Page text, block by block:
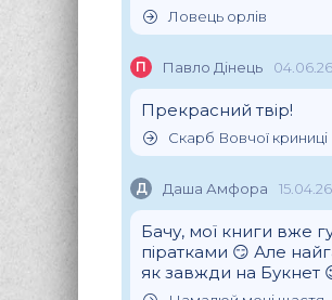
Ловець орлів
П Павло Дінець 04.06.26
Прекрасний твір!
Скарб Вовчої криниці
Д Даша Амфора 15.04.26
Бачу, мої книги вже
піратками 😏 Але
як завжди на Букнет